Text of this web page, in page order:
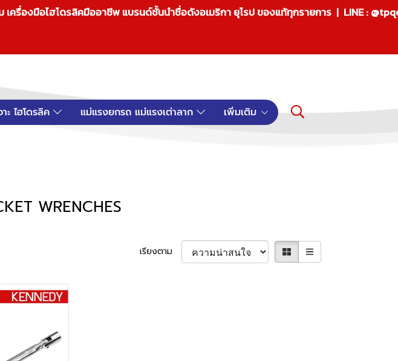
ครื่องมือไฮโดรลิคมืออาชีพ แบรนด์ชั้นนำชื่อดังอเมริกา ยุโรป ของแท้ทุกรายการ | LINE :
ะ ไฮโดรลิค แม่แรงยกรถ แม่แรงเต่าลาก เพิ่มเติม
WRENCHES
เรียงตาม